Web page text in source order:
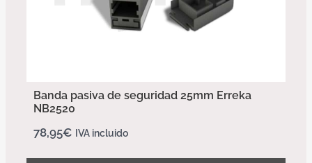
Banda pasiva de seguridad 25mm Erreka
NB2520
78,95€ IVA incluido